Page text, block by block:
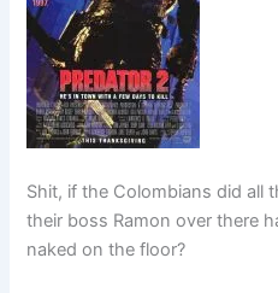
Shit, if the Colombians did all
their boss Ramon over there
naked on the floor?